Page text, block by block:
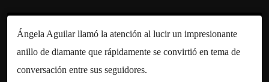
Ángela Aguilar llamó la atención al lucir un impresionante
anillo de diamante que rápidamente se convirtió en tema de
conversación entre sus seguidores.